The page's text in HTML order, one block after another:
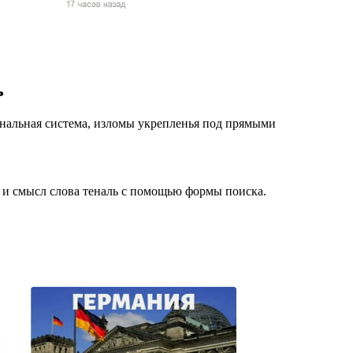
женщин и
страны),система, изломы укрепленья под прямыми
смысл слова теналь с помощью формы поиска.